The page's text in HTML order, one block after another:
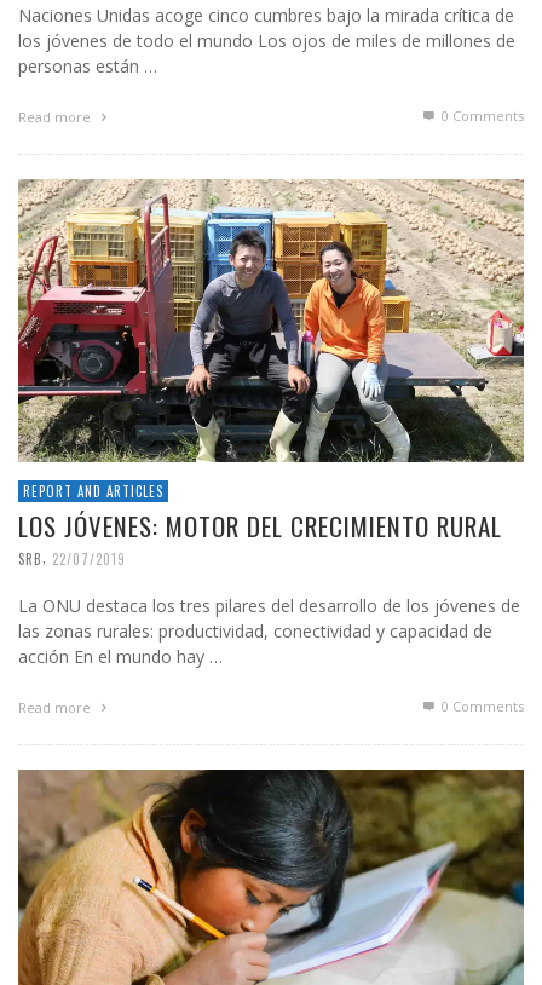
Naciones Unidas acoge cinco cumbres bajo la mirada crítica de
los jóvenes de todo el mundo Los ojos de miles de millones de
personas están …
Read more 0 Comments
REPORT AND ARTICLES
LOS JÓVENES: MOTOR DEL CRECIMIENTO RURAL
SRB, 22/07/2019
La ONU destaca los tres pilares del desarrollo de los jóvenes de
las zonas rurales: productividad, conectividad y capacidad de
acción En el mundo hay …
Read more 0 Comments